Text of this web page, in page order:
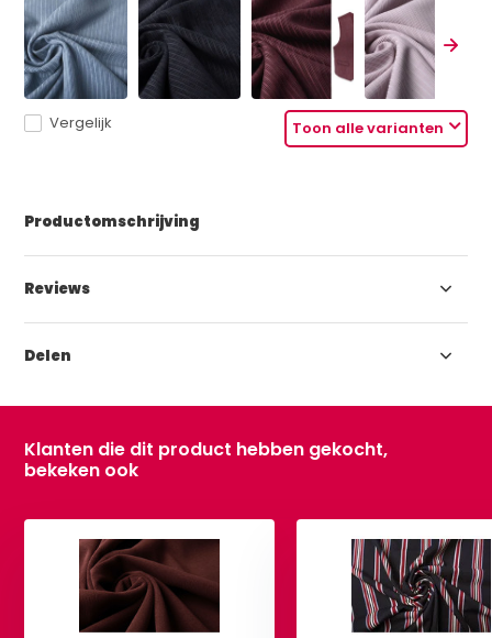
Toon alle varianten
Vergelijk
Productomschrijving
Reviews
Delen
Klanten die dit product hebben gekocht,
bekeken ook